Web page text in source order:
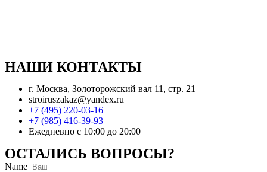
НАШИ КОНТАКТЫ
г. Москва, Золоторожский вал 11, стр. 21
stroiruszakaz@yandex.ru
+7 (495) 220-03-16
+7 (985) 416-39-93
Ежедневно с 10:00 до 20:00
ОСТАЛИСЬ ВОПРОСЫ?
Name